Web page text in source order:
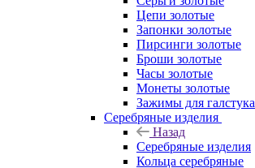
Цепи золотые
Запонки золотые
Пирсинги золотые
Броши золотые
Часы золотые
Монеты золотые
Зажимы для галстука
Серебряные изделия
Назад
Серебряные изделия
Кольца серебряные